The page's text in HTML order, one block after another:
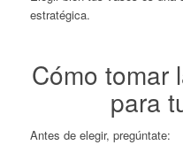
estratégica.
Cómo tomar
para
Antes de elegir, pregúntate: